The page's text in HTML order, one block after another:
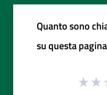
Quanto sono
su questa